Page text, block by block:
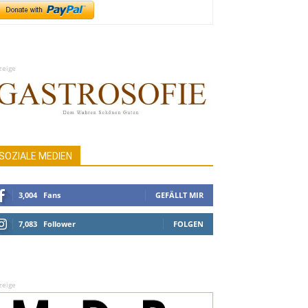
MEDIEN
3,004 Fans GEFÄLLT MIR
7,083 Follower FOLGEN